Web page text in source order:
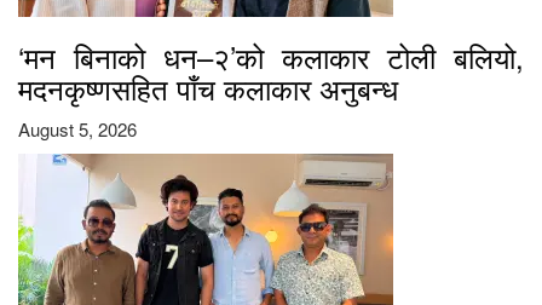
‘मन बिनाको धन–२’को कलाकार टोली बलियो,
मदनकृष्णसहित पाँच कलाकार अनुबन्ध
August 5, 2026